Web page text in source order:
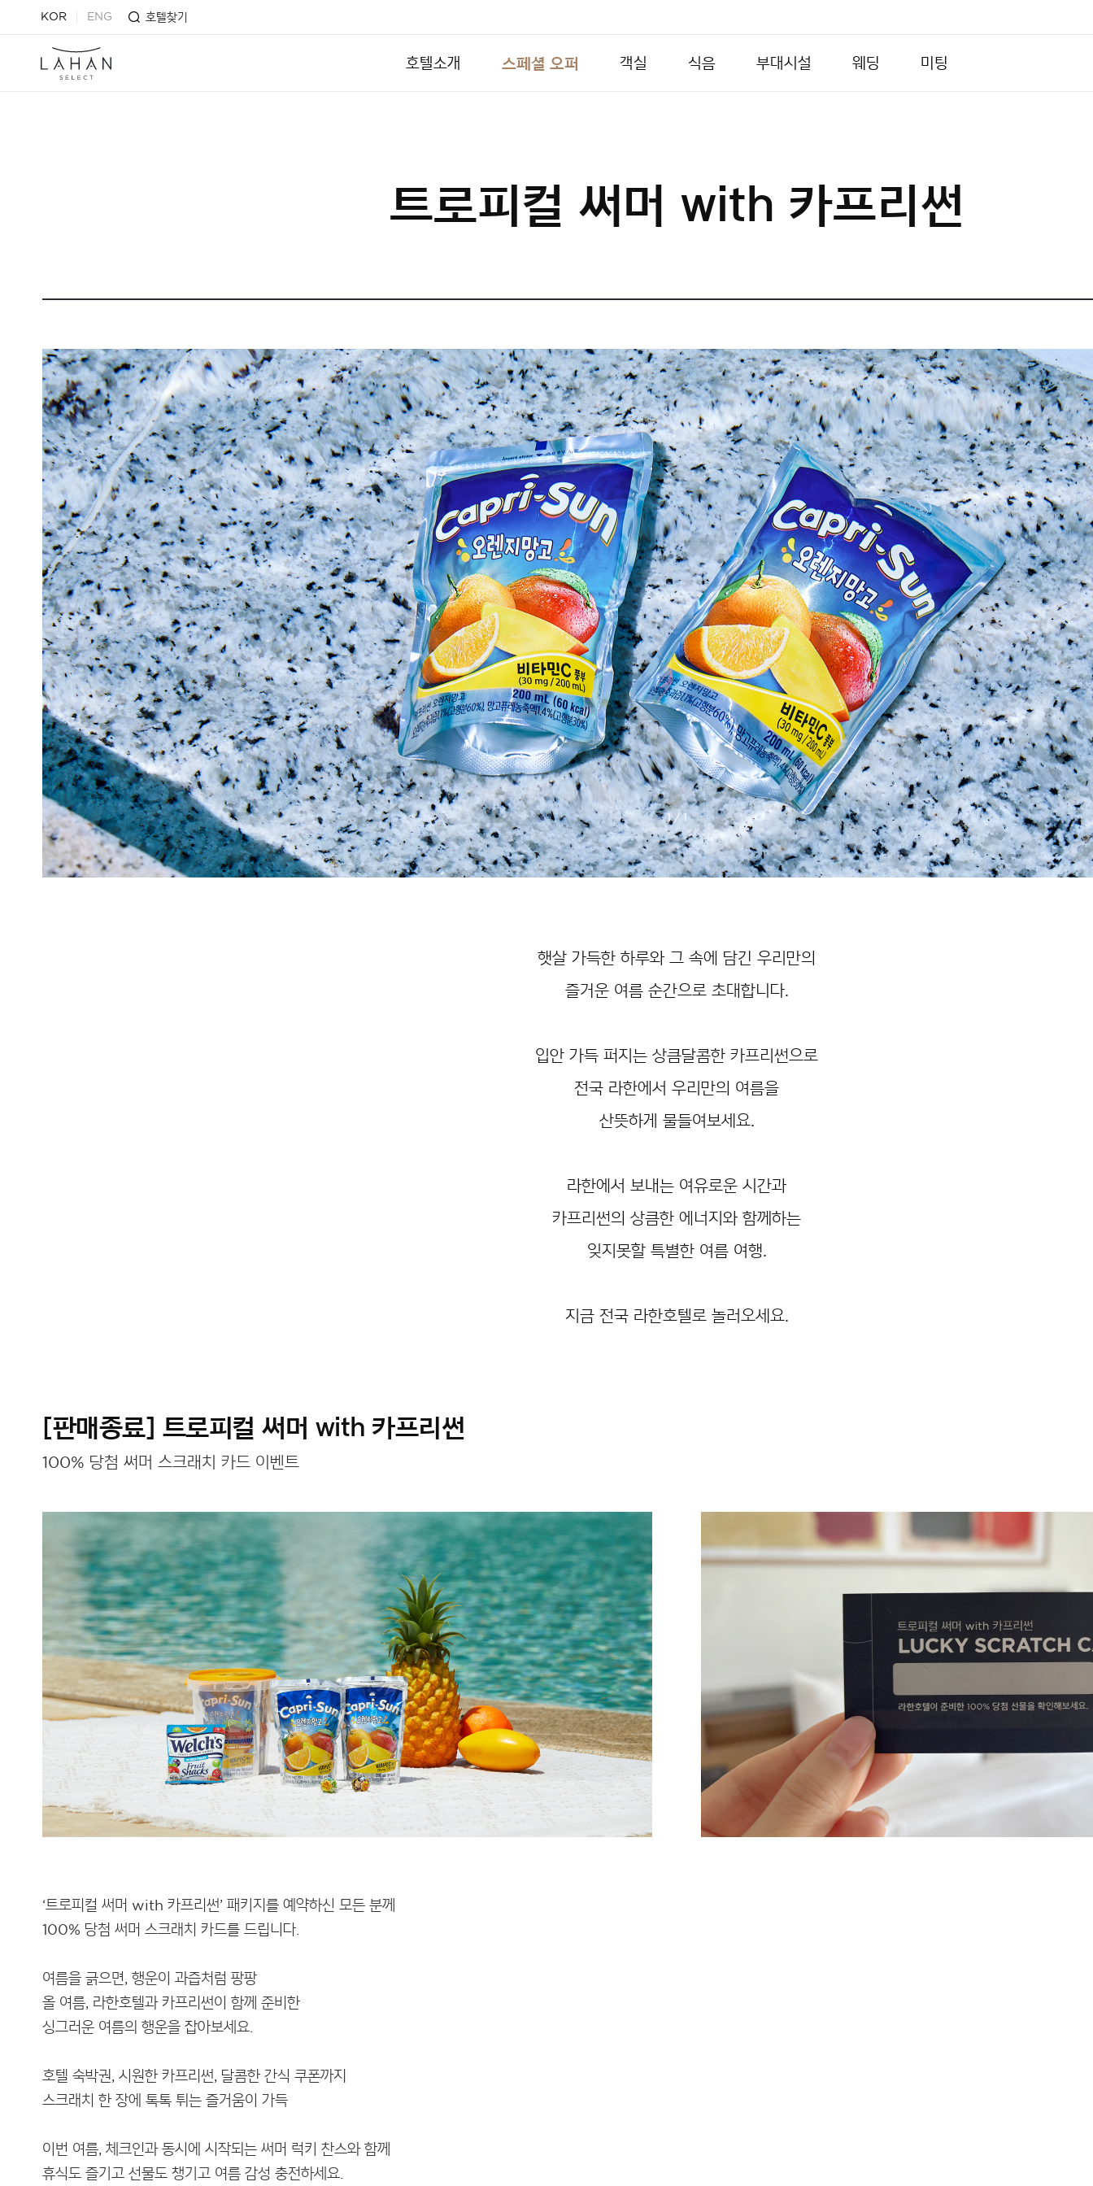
KOR ENG 호텔찾기
호텔소개 스페셜 오퍼 객실 식음 부대시설 웨딩 미팅
트로피컬 써머 with 카프리썬
1/1
햇살 가득한 하루와 그 속에 담긴 우리만의
즐거운 여름 순간으로 초대합니다.
입안 가득 퍼지는 상큼달콤한 카프리썬으로
전국 라한에서 우리만의 여름을
산뜻하게 물들여보세요.
라한에서 보내는 여유로운 시간과
카프리썬의 상큼한 에너지와 함께하는
잊지못할 특별한 여름 여행.
지금 전국 라한호텔로 놀러오세요.
[판매종료] 트로피컬 써머 with 카프리썬
100% 당첨 써머 스크래치 카드 이벤트
‘트로피컬 써머 with 카프리썬’ 패키지를 예약하신 모든 분께
100% 당첨 써머 스크래치 카드를 드립니다.
여름을 긁으면, 행운이 과즙처럼 팡팡
올 여름, 라한호텔과 카프리썬이 함께 준비한
싱그러운 여름의 행운을 잡아보세요.
호텔 숙박권, 시원한 카프리썬, 달콤한 간식 쿠폰까지
스크래치 한 장에 톡톡 튀는 즐거움이 가득
이번 여름, 체크인과 동시에 시작되는 써머 럭키 찬스와 함께
휴식도 즐기고 선물도 챙기고 여름 감성 충전하세요.